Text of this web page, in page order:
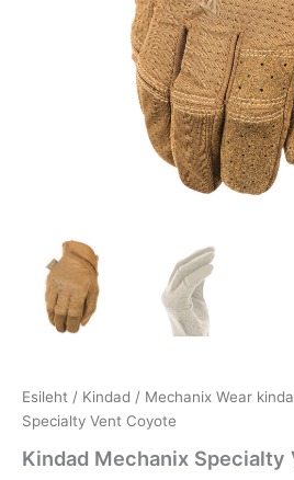
Esileht / Kindad / Mechanix Wear
Specialty Vent Coyote
Kindad Mechanix Specialty